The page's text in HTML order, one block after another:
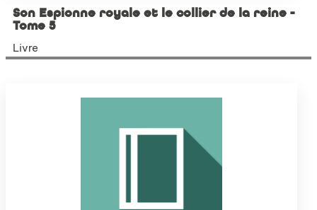
Son Espionne royale et le collier de la reine -
Tome 5
Livre